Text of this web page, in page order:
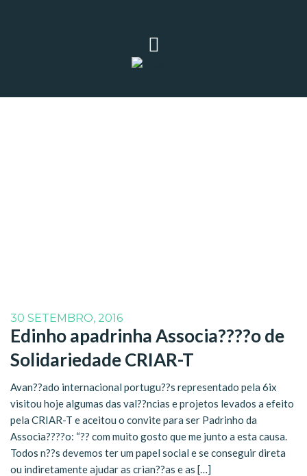
30 SETEMBRO, 2016
Edinho apadrinha Associa????o de
Solidariedade CRIAR-T
Avan??ado internacional portugu??s representado pela 6ix
visitou hoje algumas das val??ncias e projetos levados a efeito
pela CRIAR-T e aceitou o convite para ser Padrinho da
Associa????o: “?? com muito gosto que me junto a esta causa.
Todos n??s devemos ter um papel social e se conseguir direta
ou indiretamente ajudar as crian??as e as […]